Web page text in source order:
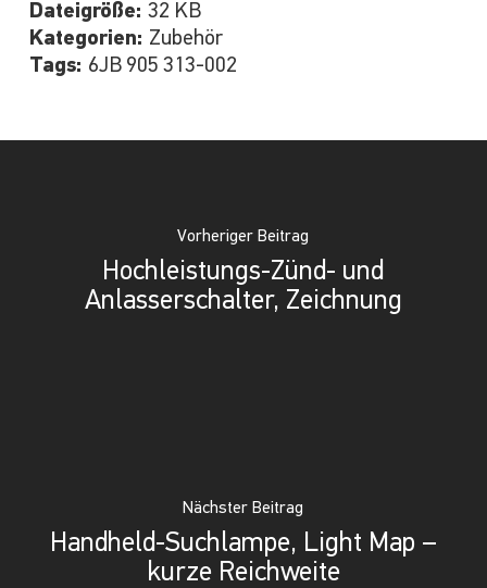
Dateigröße: 32 KB
Kategorien: Zubehör
Tags: 6JB 905 313-002
Vorheriger Beitrag
Hochleistungs-Zünd- und
Anlasserschalter, Zeichnung
Nächster Beitrag
Handheld-Suchlampe, Light Map –
kurze Reichweite